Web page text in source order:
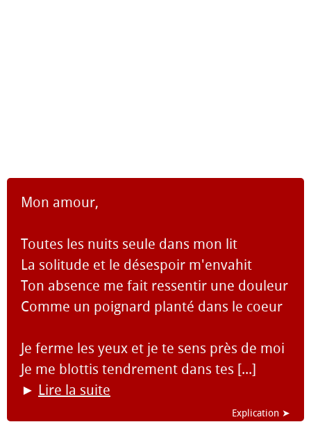
Mon amour,
Toutes les nuits seule dans mon lit
La solitude et le désespoir m'envahit
Ton absence me fait ressentir une douleur
Comme un poignard planté dans le coeur
Je ferme les yeux et je te sens près de moi
Je me blottis tendrement dans tes [...]
► Lire la suite
Explication ➤